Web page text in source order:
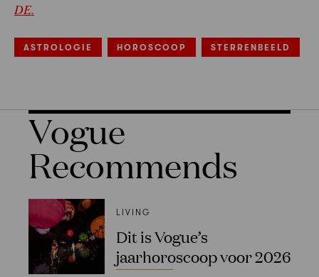
DE.
ASTROLOGIE HOROSCOOP STERRENBEELD
Vogue
Recommends
LIVING
Dit is Vogue’s
jaarhoroscoop voor 2026